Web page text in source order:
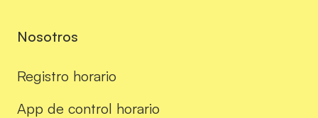
Nosotros
Registro horario
App de control horario